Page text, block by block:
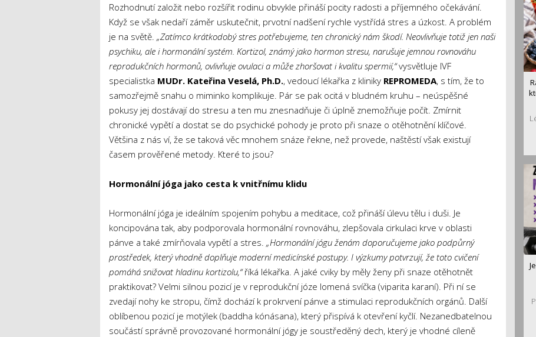
Rozhodnutí založit nebo rozšířit rodinu obvykle přináší pocity radosti a příjemného očekávání.
Když se však nedaří záměr uskutečnit, prvotní nadšení rychle vystřídá stres a úzkost. A problém
je na světě. „Zatímco krátkodobý stres potřebujeme, ten chronický nám škodí. Neovlivňuje totiž jen naši
psychiku, ale i hormonální systém. Kortizol, známý jako hormon stresu, narušuje jemnou rovnováhu
reprodukčních hormonů, ovlivňuje ovulaci a může zhoršovat i kvalitu spermií,“vysvětluje IVF
specialistka MUDr. Kateřina Veselá, Ph.D., vedoucí lékařka z kliniky REPROMEDA, s tím, že to
samozřejmě snahu o miminko komplikuje. Pár se pak ocitá v bludném kruhu – neúspěšné
pokusy jej dostávají do stresu a ten mu znesnadňuje či úplně znemožňuje počít. Zmírnit
chronické vypětí a dostat se do psychické pohody je proto při snaze o otěhotnění klíčové.
Většina z nás ví, že se taková věc mnohem snáze řekne, než provede, naštěstí však existují
časem prověřené metody. Které to jsou?
Hormonální jóga jako cesta k vnitřnímu klidu
Hormonální jóga je ideálním spojením pohybu a meditace, což přináší úlevu tělu i duši. Je
koncipována tak, aby podporovala hormonální rovnováhu, zlepšovala cirkulaci krve v oblasti
pánve a také zmírňovala vypětí a stres. „Hormonální jógu ženám doporučujeme jako podpůrný
prostředek, který vhodně doplňuje moderní medicínské postupy. I výzkumy potvrzují, že toto cvičení
pomáhá snižovat hladinu kortizolu,“říká lékařka. A jaké cviky by měly ženy při snaze otěhotnět
praktikovat? Velmi silnou pozicí je v reprodukční józe lomená svíčka (viparita karaní). Při ní se
zvedají nohy ke stropu, čímž dochází k prokrvení pánve a stimulaci reprodukčních orgánů. Další
oblíbenou pozicí je motýlek (baddha kónásana), který přispívá k otevření kyčlí. Nezanedbatelnou
součástí správně provozované hormonální jógy je soustředěný dech, který je vhodné cíleně